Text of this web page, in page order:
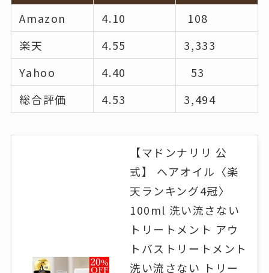
Amazon 4.10
108
楽天
4.55
3,333
Yahoo
4.40
53
総合評価
4.53 3,494
【マドンナリリ 公
式】 ヘアオイル〈楽
天ランキング4冠〉
100ml 洗い流さない
トリートメント アウ
トバストリートメント
洗い流さない トリー